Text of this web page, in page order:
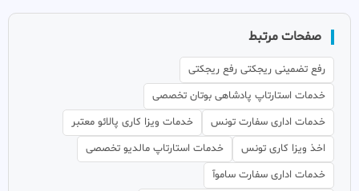
صفحات مرتبط
رفع تضمینی ریجکتی رفع ریجکتی
خدمات استارتاپ پادشاهی بوتان تخصصی
خدمات اداری سفارت تونس
خدمات ویزا کاری پالائو معتبر
اخذ ویزا کاری تونس
خدمات استارتاپ مالدیو تخصصی
خدمات اداری سفارت ساموآ